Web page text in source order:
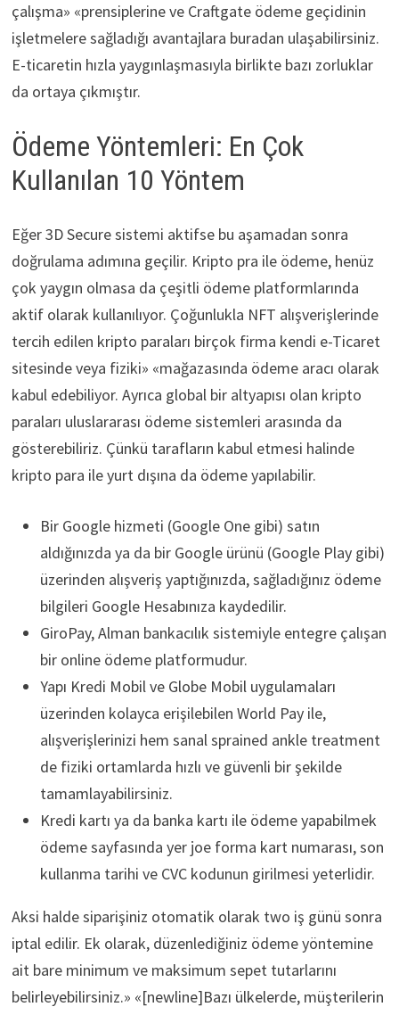
çalışma» «prensiplerine ve Craftgate ödeme geçidinin
işletmelere sağladığı avantajlara buradan ulaşabilirsiniz.
E-ticaretin hızla yaygınlaşmasıyla birlikte bazı zorluklar
da ortaya çıkmıştır.
Ödeme Yöntemleri: En Çok
Kullanılan 10 Yöntem
Eğer 3D Secure sistemi aktifse bu aşamadan sonra
doğrulama adımına geçilir. Kripto pra ile ödeme, henüz
çok yaygın olmasa da çeşitli ödeme platformlarında
aktif olarak kullanılıyor. Çoğunlukla NFT alışverişlerinde
tercih edilen kripto paraları birçok firma kendi e-Ticaret
sitesinde veya fiziki» «mağazasında ödeme aracı olarak
kabul edebiliyor. Ayrıca global bir altyapısı olan kripto
paraları uluslararası ödeme sistemleri arasında da
gösterebiliriz. Çünkü tarafların kabul etmesi halinde
kripto para ile yurt dışına da ödeme yapılabilir.
Bir Google hizmeti (Google One gibi) satın
aldığınızda ya da bir Google ürünü (Google Play gibi)
üzerinden alışveriş yaptığınızda, sağladığınız ödeme
bilgileri Google Hesabınıza kaydedilir.
GiroPay, Alman bankacılık sistemiyle entegre çalışan
bir online ödeme platformudur.
Yapı Kredi Mobil ve Globe Mobil uygulamaları
üzerinden kolayca erişilebilen World Pay ile,
alışverişlerinizi hem sanal sprained ankle treatment
de fiziki ortamlarda hızlı ve güvenli bir şekilde
tamamlayabilirsiniz.
Kredi kartı ya da banka kartı ile ödeme yapabilmek
ödeme sayfasında yer joe forma kart numarası, son
kullanma tarihi ve CVC kodunun girilmesi yeterlidir.
Aksi halde siparişiniz otomatik olarak two iş günü sonra
iptal edilir. Ek olarak, düzenlediğiniz ödeme yöntemine
ait bare minimum ve maksimum sepet tutarlarını
belirleyebilirsiniz.» «[newline]Bazı ülkelerde, müşterilerin